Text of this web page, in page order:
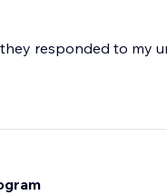
responded to my